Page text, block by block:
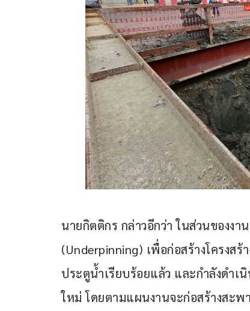
นายกิตติกร กล่าวอีกว่า ในส่วนของง
(Underpinning) เพื่อก่อสร้างโครงส
ประตูน้ำเรียบร้อยแล้ว และกำลังดำเ
ใหม่ โดยตามแผนงานจะก่อสร้างสะ